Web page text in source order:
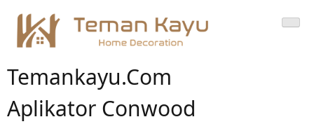
content
Temankayu.com
Aplikator Conwood